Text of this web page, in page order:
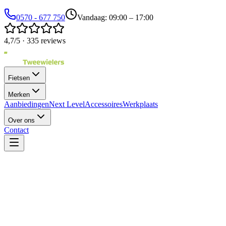
0570 - 677 750 Vandaag: 09:00 – 17:00
4,7/5 · 335 reviews
Fietsen
Merken
AanbiedingenNext LevelAccessoiresWerkplaats
Over ons
Contact